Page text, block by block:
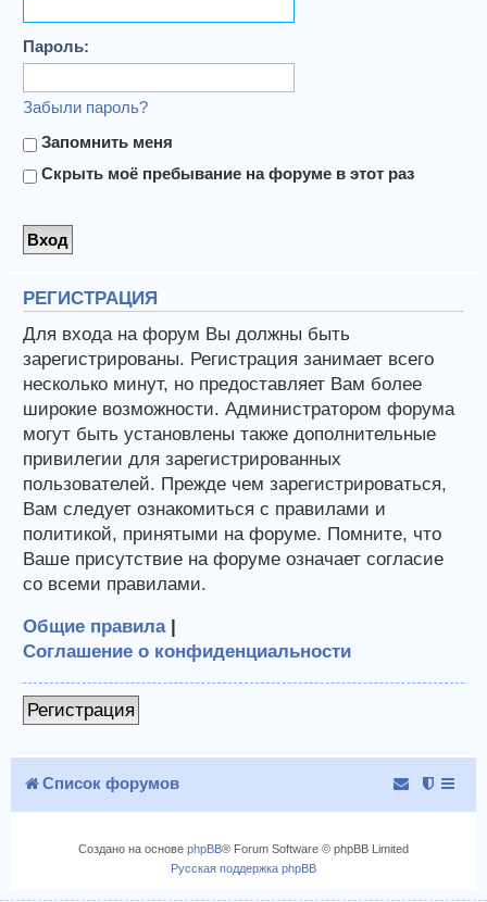
Пароль:
Забыли пароль?
Запомнить меня
Скрыть моё пребывание на форуме в этот раз
РЕГИСТРАЦИЯ
Для входа на форум Вы должны быть
зарегистрированы. Регистрация занимает всего
несколько минут, но предоставляет Вам более
широкие возможности. Администратором форума
могут быть установлены также дополнительные
привилегии для зарегистрированных
пользователей. Прежде чем зарегистрироваться,
Вам следует ознакомиться с правилами и
политикой, принятыми на форуме. Помните, что
Ваше присутствие на форуме означает согласие
со всеми правилами.
Общие правила|
Соглашение о конфиденциальности
Регистрация
Список форумов
Создано на основе phpBB® Forum Software © phpBB Limited
Русская поддержка phpBB